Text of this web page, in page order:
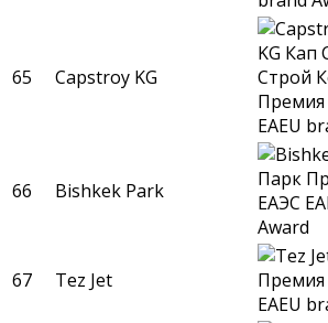
65 Capstroy KG
66 Bishkek Park
67 Tez Jet